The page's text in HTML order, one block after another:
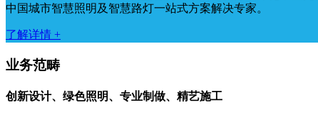
中国城市智慧照明及智慧路灯一站式方案解决专家。
了解详情 +
业务范畴
创新设计、绿色照明、专业制做、精艺施工